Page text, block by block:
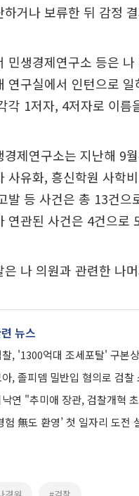
하거나 보류한 뒤 감정
민생경제연구소 등은
연구실에서 인턴으로
각 1저자, 4저자로 이름
경제연구소는 지난해 9
사유화, 흥신학원 사학
발 등 사건은 총 13건으
연관된 사건은 4건으로
은 나 의원과 관련한 나
뉴스
찰, '1300억대 조세포탈' 구본
, 졸피뎀 밀반입 혐의로 검
낙연 "추미애 장관, 검찰개혁
험 無도 환영’ 첫 일자리 도전